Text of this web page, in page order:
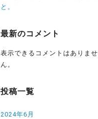
と。
最新のコメント
表示できるコメントはありませ
ん。
投稿一覧
2024年6月